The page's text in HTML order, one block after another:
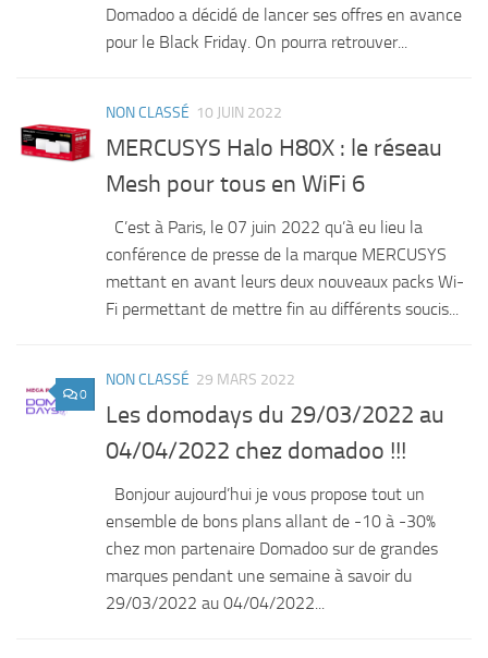
Domadoo a décidé de lancer ses offres en avance
pour le Black Friday. On pourra retrouver...
NON CLASSÉ 10 JUIN 2022
MERCUSYS Halo H80X : le réseau
Mesh pour tous en WiFi 6
C’est à Paris, le 07 juin 2022 qu’à eu lieu la
conférence de presse de la marque MERCUSYS
mettant en avant leurs deux nouveaux packs Wi-
Fi permettant de mettre fin au différents soucis...
0
NON CLASSÉ 29 MARS 2022
Les domodays du 29/03/2022 au
04/04/2022 chez domadoo !!!
Bonjour aujourd’hui je vous propose tout un
ensemble de bons plans allant de -10 à -30%
chez mon partenaire Domadoo sur de grandes
marques pendant une semaine à savoir du
29/03/2022 au 04/04/2022...